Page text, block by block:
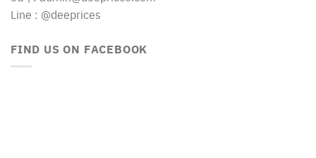
Line : @deeprices
FIND US ON FACEBOOK